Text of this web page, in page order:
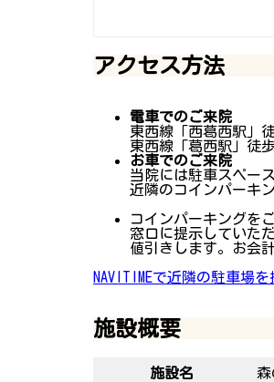
アクセス方法
電車でのご来院
東西線「西葛西駅」
東西線「葛西駅」徒
お車でのご来院
当院には駐車スペー
近隣のコインパーキ
コインパーキングを
窓口に提示していた
値引きします。お会
NAVITIMEで近隣の駐車場を
施設概要
施設名 森